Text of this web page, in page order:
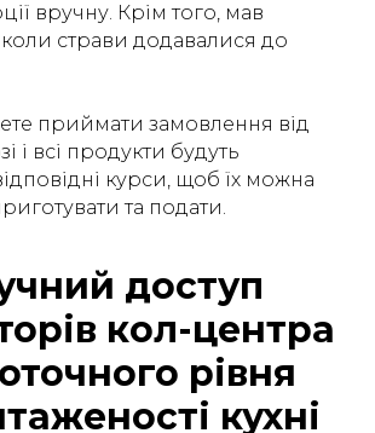
вручну. Крім того, мав
страви додавалися до
приймати замовлення від
і всі продукти будуть
курси, щоб їх можна
та подати.
доступ
кол-центра
рівня
кухні